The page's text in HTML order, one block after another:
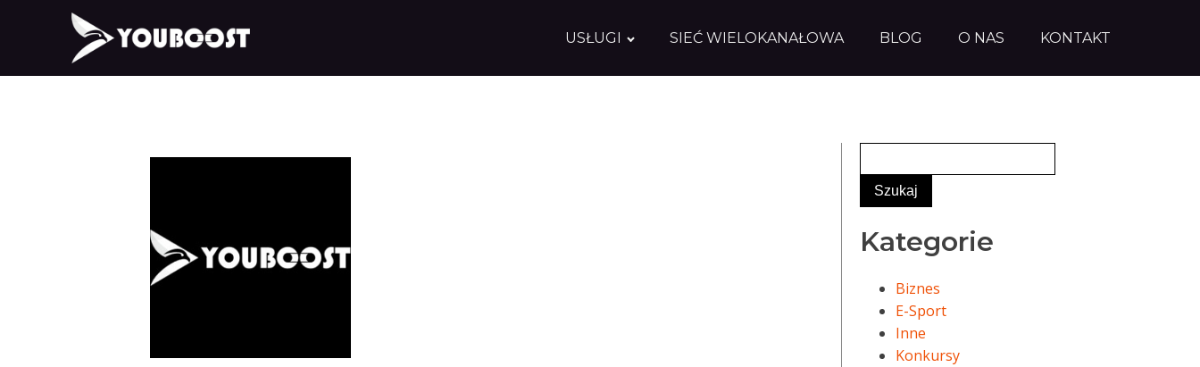
USŁUGI SIEĆ WIELOKANAŁOWA BLOG O NAS KONTAKT
Kategorie
Biznes
E-Sport
Inne
Konkursy